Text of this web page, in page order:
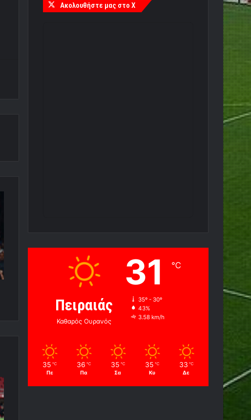
Ακολουθήστε μας στο X
Πειραιάς
Καθαρός Ουρανός
31 ℃
35º - 30º
43%
3.58 km/h
35 ℃
Πε
36 ℃
Πα
35 ℃
Σα
35 ℃
Κυ
33 ℃
Δε